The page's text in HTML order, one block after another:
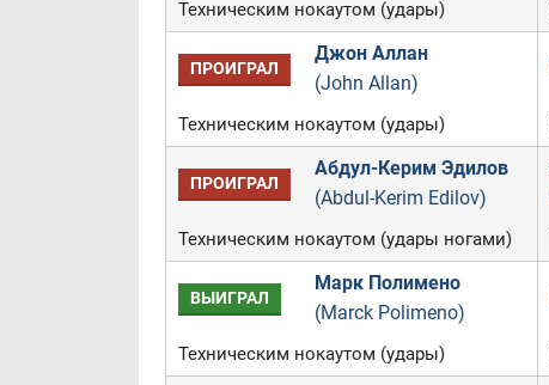
Техническим нокаутом (удары)
ПРОИГРАЛ
Джон Аллан
(John Allan)
Техническим нокаутом (удары)
ПРОИГРАЛ
Абдул-Керим Эдилов
(Abdul-Kerim Edilov)
Техническим нокаутом (удары ногами)
ВЫИГРАЛ
Марк Полимено
(Marck Polimeno)
Техническим нокаутом (удары)